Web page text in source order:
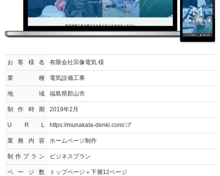
お客様名 有限会社宗像電気 様
業種 電気設備工事
地域 福島県郡山市
制作時期 2019年2月
U R L https://munakata-denki.com/
業務内容 ホームページ制作
制作プラン ビジネスプラン
ページ数 トップページ＋下層12ページ